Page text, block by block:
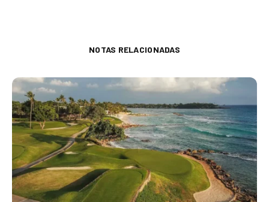
NOTAS RELACIONADAS